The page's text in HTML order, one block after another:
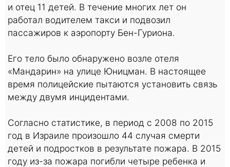
и отец 11 детей. В течение многих лет он
работал водителем такси и подвозил
пассажиров к аэропорту Бен-Гуриона.
Его тело было обнаружено возле отеля
«Мандарин» на улице Юницман. В настоящее
время полицейские пытаются установить связь
между двумя инцидентами.
Согласно статистике, в период с 2008 по 2015
год в Израиле произошло 44 случая смерти
детей и подростков в результате пожара. В 2015
году из-за пожара погибли четыре ребенка и